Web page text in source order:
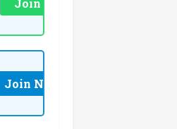
Join Now